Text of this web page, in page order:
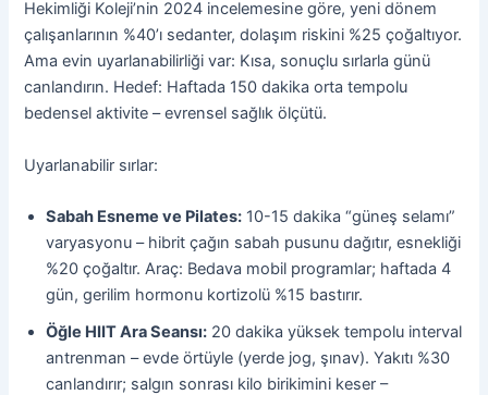
Hekimliği Koleji’nin 2024 incelemesine göre, yeni dönem
çalışanlarının %40’ı sedanter, dolaşım riskini %25 çoğaltıyor.
Ama evin uyarlanabilirliği var: Kısa, sonuçlu sırlarla günü
canlandırın. Hedef: Haftada 150 dakika orta tempolu
bedensel aktivite – evrensel sağlık ölçütü.
Uyarlanabilir sırlar:
Sabah Esneme ve Pilates: 10-15 dakika “güneş selamı”
varyasyonu – hibrit çağın sabah pusunu dağıtır, esnekliği
%20 çoğaltır. Araç: Bedava mobil programlar; haftada 4
gün, gerilim hormonu kortizolü %15 bastırır.
Öğle HIIT Ara Seansı: 20 dakika yüksek tempolu interval
antrenman – evde örtüyle (yerde jog, şınav). Yakıtı %30
canlandırır; salgın sonrası kilo birikimini keser –